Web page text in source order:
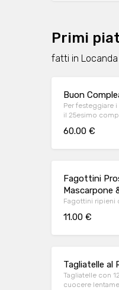
Primi
fatti in
Buon
Per festeggiare
il 25esimo
60.00 €
Fagottini
Mascarpone
Fagottini ripieni
11.00 €
Tagliatelle al
Tagliatelle con
cuocere